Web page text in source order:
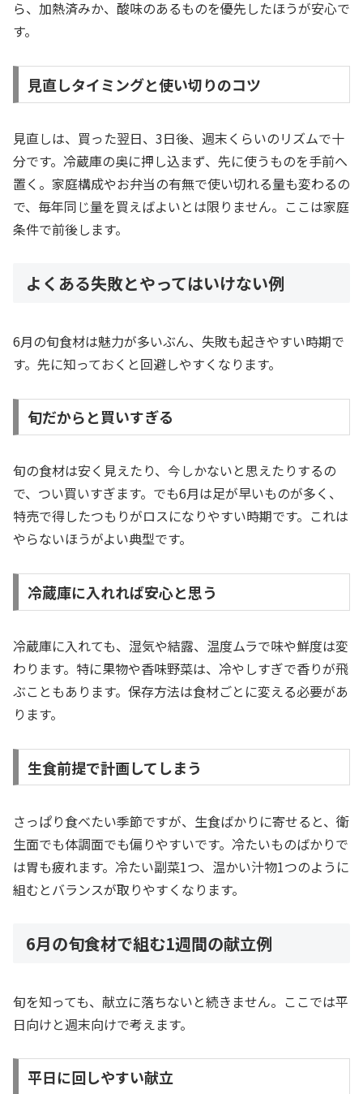
ら、加熱済みか、酸味のあるものを優先したほうが安心で
す。
見直しタイミングと使い切りのコツ
見直しは、買った翌日、3日後、週末くらいのリズムで十
分です。冷蔵庫の奥に押し込まず、先に使うものを手前へ
置く。家庭構成やお弁当の有無で使い切れる量も変わるの
で、毎年同じ量を買えばよいとは限りません。ここは家庭
条件で前後します。
よくある失敗とやってはいけない例
6月の旬食材は魅力が多いぶん、失敗も起きやすい時期で
す。先に知っておくと回避しやすくなります。
旬だからと買いすぎる
旬の食材は安く見えたり、今しかないと思えたりするの
で、つい買いすぎます。でも6月は足が早いものが多く、
特売で得したつもりがロスになりやすい時期です。これは
やらないほうがよい典型です。
冷蔵庫に入れれば安心と思う
冷蔵庫に入れても、湿気や結露、温度ムラで味や鮮度は変
わります。特に果物や香味野菜は、冷やしすぎで香りが飛
ぶこともあります。保存方法は食材ごとに変える必要があ
ります。
生食前提で計画してしまう
さっぱり食べたい季節ですが、生食ばかりに寄せると、衛
生面でも体調面でも偏りやすいです。冷たいものばかりで
は胃も疲れます。冷たい副菜1つ、温かい汁物1つのように
組むとバランスが取りやすくなります。
6月の旬食材で組む1週間の献立例
旬を知っても、献立に落ちないと続きません。ここでは平
日向けと週末向けで考えます。
平日に回しやすい献立